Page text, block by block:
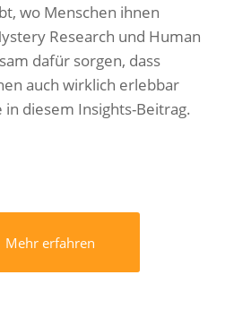
wo Menschen ihnen
Research und Human
dafür sorgen, dass
auch wirklich erlebbar
in diesem Insights-Beitrag.
Mehr erfahren